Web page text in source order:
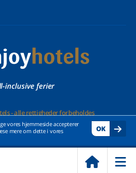
vores hjemmeside accepterer
mere om dette i vores
OK
inclusive ferier
- alle rettigheder forbeholdes